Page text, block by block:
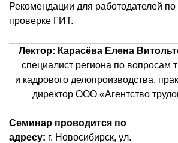
Рекомендации для работодателей по
проверке ГИТ.
Лектор: Карасёва Елена
специалист региона по вопросам
и кадрового делопроизводства,
директор ООО «Агентство
Семинар проводится по
адресу: г. Новосибирск, ул.